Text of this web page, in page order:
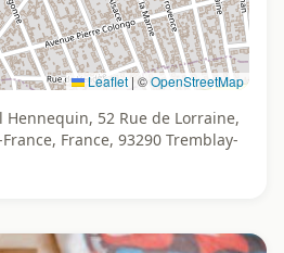
Leaflet | ©OpenStreetMap
52 Rue de Lorraine,
France, 93290 Tremblay-